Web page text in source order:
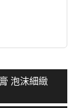
泡沫細緻